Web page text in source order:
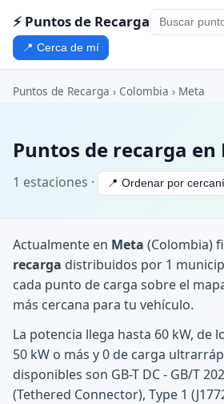
⚡ Puntos de Recarga
📍 Cerca de mí
Puntos de Recarga › Colombia › Meta
Puntos de recarga en
1 estaciones · 📍 Ordenar por
Actualmente en Meta (Colombia)
recarga distribuidos por 1
cada punto de carga sobre el
más cercana para tu vehículo.
La potencia llega hasta 60 kW, de
50 kW o más y 0 de carga
disponibles son GB-T DC - GB/T
(Tethered Connector), Type 1